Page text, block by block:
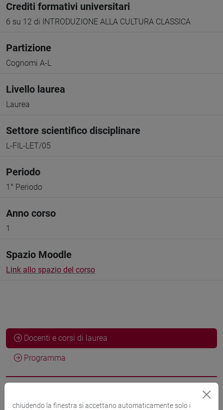
Crediti formativi universitari
6 su 12 di INTRODUZIONE ALLA CULTURA CLASSICA
Partizione
Cognomi A-L
Livello laurea
Laurea
Settore scientifico disciplinare
L-FIL-LET/05
Periodo
1° Periodo
Anno corso
1
Spazio Moodle
Link allo spazio del corso
Docenti e corsi di laurea
Programma
chiudendo la finestra si accettano automaticamente solo i